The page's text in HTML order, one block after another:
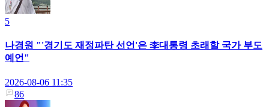
5
나경원 "'경기도 재정파탄 선언'은 李대통령 초래할 국가 부도
예언"
2026-08-06 11:35
86